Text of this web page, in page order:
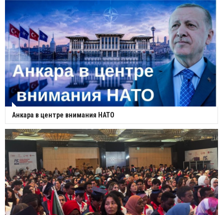
Анкара в центре внимания НАТО